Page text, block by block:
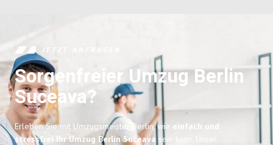
JETZT ANFRAGEN
Sorgenfreier Umzug Berlin
Suceava?
Erleben Sie mit Umzugsmeister Berlin, wie einfach und
stressfrei Ihr Umzug Berlin Suceavasein kann. Unser